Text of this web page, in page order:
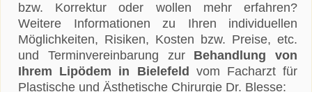
bzw. Korrektur oder wollen mehr erfahren?
Weitere Informationen zu Ihren individuellen
Möglichkeiten, Risiken, Kosten bzw. Preise, etc.
und Terminvereinbarung zur Behandlung von
Ihrem Lipödem in Bielefeld
vom Facharzt für
Plastische und Ästhetische Chirurgie Dr. Blesse: